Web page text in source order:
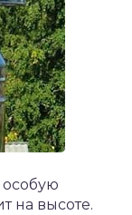
особую
на высоте.